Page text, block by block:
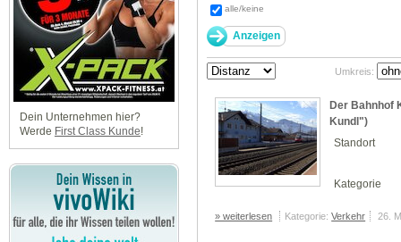
Dein Unternehmen hier?
Werde First Class Kunde!
alle/keine
Umkreis:
Der Bahnhof
Kundl")
Standort
Kategorie
» weiterlesen Kategorie:Verkehr 26.